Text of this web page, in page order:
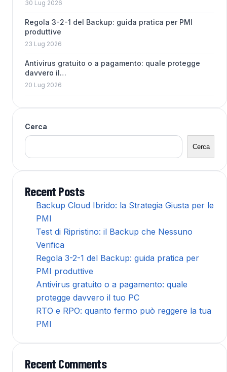
30 Lug 2026
Regola 3-2-1 del Backup: guida pratica per PMI
produttive
23 Lug 2026
Antivirus gratuito o a pagamento: quale protegge
davvero il…
20 Lug 2026
Cerca
Cerca
Recent Posts
Backup Cloud Ibrido: la Strategia Giusta per le
PMI
Test di Ripristino: il Backup che Nessuno
Verifica
Regola 3-2-1 del Backup: guida pratica per
PMI produttive
Antivirus gratuito o a pagamento: quale
protegge davvero il tuo PC
RTO e RPO: quanto fermo può reggere la tua
PMI
Recent Comments